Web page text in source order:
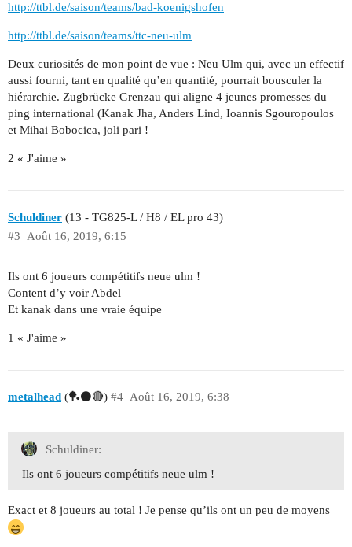
http://ttbl.de/saison/teams/bad-koenigshofen
http://ttbl.de/saison/teams/ttc-neu-ulm
Deux curiosités de mon point de vue : Neu Ulm qui, avec un effectif
aussi fourni, tant en qualité qu’en quantité, pourrait bousculer la
hiérarchie. Zugbrücke Grenzau qui aligne 4 jeunes promesses du
ping international (Kanak Jha, Anders Lind, Ioannis Sgouropoulos
et Mihai Bobocica, joli pari !
2 « J'aime »
Schuldiner (13 - TG825-L / H8 / EL pro 43)
Août 16, 2019, 6:15
#3
Ils ont 6 joueurs compétitifs neue ulm !
Content d’y voir Abdel
Et kanak dans une vraie équipe
1 « J'aime »
metalhead (🏓⚫🔴) Août 16, 2019, 6:38
#4
Schuldiner:
Ils ont 6 joueurs compétitifs neue ulm !
Exact et 8 joueurs au total ! Je pense qu’ils ont un peu de moyens